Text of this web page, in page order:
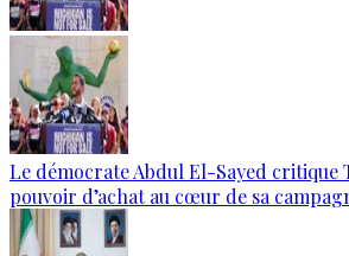
Le démocrate Abdul El-Sayed critique
pouvoir d’achat au cœur de sa